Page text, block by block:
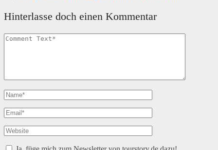
Hinterlasse doch einen Kommentar